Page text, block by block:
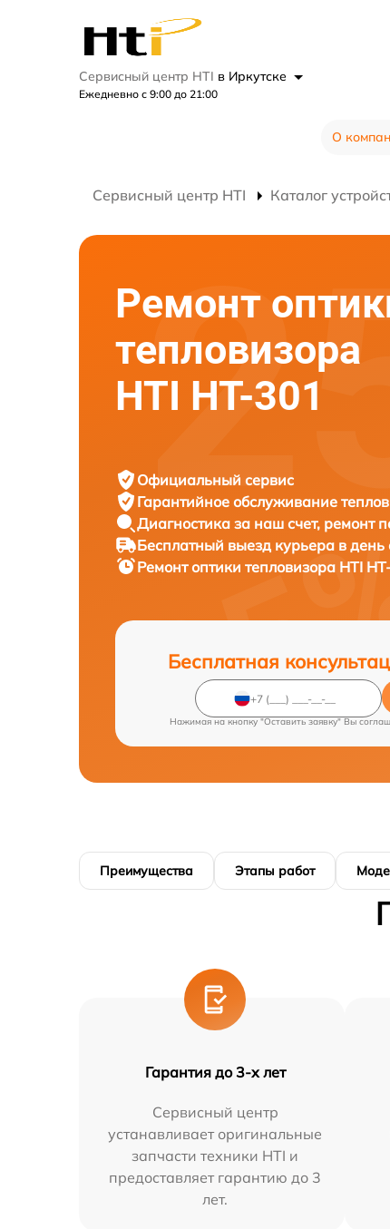
Сервисный центр HTI в Иркутске
Ежедневно с 9:00 до 21:00
О
Сервисный центр HTI Каталог
Ремонт
тепловизора
HTI HT-301
Официальный сервис
Гарантийное обслуживание
Диагностика за наш счет, ремонт
Бесплатный выезд курьера в
Ремонт оптики тепловизора HTI
Бесплатная
Нажимая на кнопку "Оставить заявку" Вы
Преимущества Этапы работ
Гарантия до 3-х лет
Сервисный центр
устанавливает оригинальные
запчасти техники HTI и
предоставляет гарантию до 3
лет.